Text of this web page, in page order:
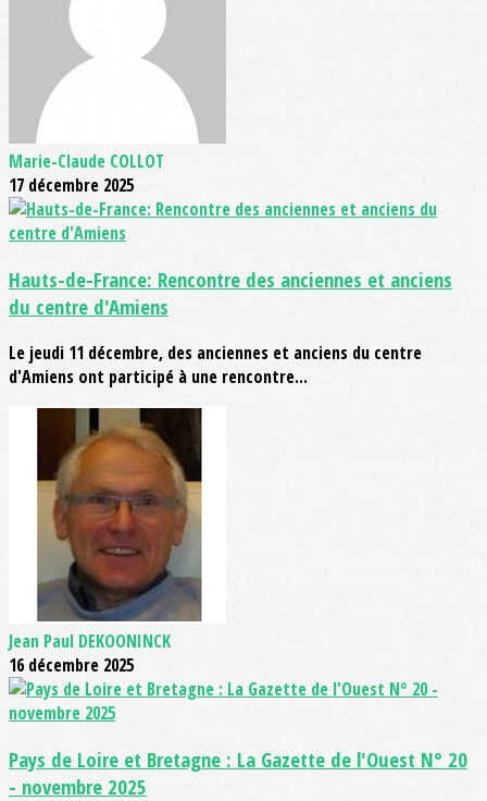
Marie-Claude COLLOT
17 décembre 2025
Hauts-de-France: Rencontre des anciennes et anciens
du centre d'Amiens
Le jeudi 11 décembre, des anciennes et anciens du centre
d'Amiens ont participé à une rencontre...
Jean Paul DEKOONINCK
16 décembre 2025
Pays de Loire et Bretagne : La Gazette de l'Ouest N° 20
- novembre 2025